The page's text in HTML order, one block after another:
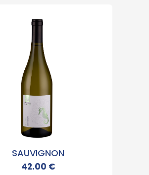
SAUVIGNON
42.00 €